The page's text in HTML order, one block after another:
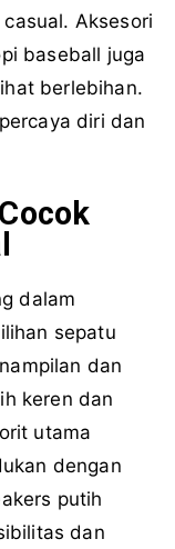
Aksesori
baseball juga
berlebihan.
diri dan
dalam
sepatu
dan
keren dan
utama
dengan
putih
dan